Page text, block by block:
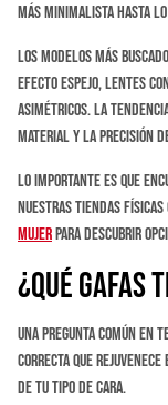
más minimalista hasta
Los modelos más
efecto espejo, lentes
asimétricos. La
material y la precisión
Lo importante es que
nuestras tiendas físicas
mujerpara descubrir
¿Qué Gafas
Una pregunta común
correcta que rejuvenece
de tu tipo de cara.